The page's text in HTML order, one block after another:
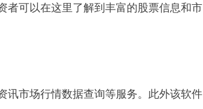
者可以在这里了解到丰富的股票信息和市
讯市场行情数据查询等服务。此外该软件